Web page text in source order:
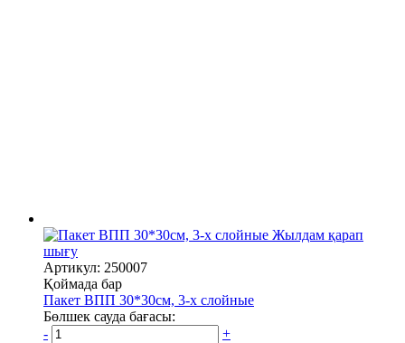
Жылдам қарап
шығу
Артикул: 250007
Қоймада бар
Пакет ВПП 30*30см, 3-х слойные
Бөлшек сауда бағасы:
-
+